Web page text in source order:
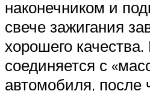
наконечником и
свече зажигания
хорошего качества.
соединяется с
автомобиля, после